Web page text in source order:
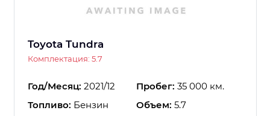
Toyota Tundra
Комплектация: 5.7
Год/Месяц: 2021/12 Пробег: 35 000 км.
Топливо: Бензин Объем: 5.7